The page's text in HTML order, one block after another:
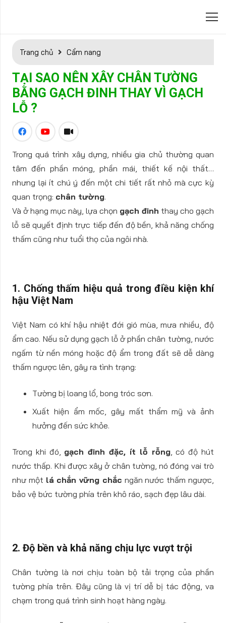
Trang chủ Cẩm nang
TẠI SAO NÊN XÂY CHÂN TƯỜNG
BẰNG GẠCH ĐINH THAY VÌ GẠCH
LỖ ?
Trong quá trình xây dựng, nhiều gia chủ thường quan
tâm đến phần móng, phần mái, thiết kế nội thất…
nhưng lại ít chú ý đến một chi tiết rất nhỏ mà cực kỳ
quan trọng: chân tường.
Và ở hạng mục này, lựa chọn gạch đinh thay cho gạch
lỗ sẽ quyết định trực tiếp đến độ bền, khả năng chống
thấm cũng như tuổi thọ của ngôi nhà.
1. Chống thấm hiệu quả trong điều kiện khí
hậu Việt Nam
Việt Nam có khí hậu nhiệt đới gió mùa, mưa nhiều, độ
ẩm cao. Nếu sử dụng gạch lỗ ở phần chân tường, nước
ngấm từ nền móng hoặc độ ẩm trong đất sẽ dễ dàng
thấm ngược lên, gây ra tình trạng:
Tường bị loang lổ, bong tróc sơn.
Xuất hiện ẩm mốc, gây mất thẩm mỹ và ảnh
hưởng đến sức khỏe.
Trong khi đó, gạch đinh đặc, ít lỗ rỗng, có độ hút
nước thấp. Khi được xây ở chân tường, nó đóng vai trò
như một lá chắn vững chắc ngăn nước thấm ngược,
bảo vệ bức tường phía trên khô ráo, sạch đẹp lâu dài.
2. Độ bền và khả năng chịu lực vượt trội
Chân tường là nơi chịu toàn bộ tải trọng của phần
tường phía trên. Đây cũng là vị trí dễ bị tác động, va
chạm trong quá trình sinh hoạt hàng ngày.